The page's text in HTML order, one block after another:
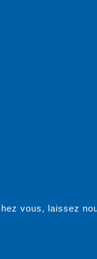
vous, laissez